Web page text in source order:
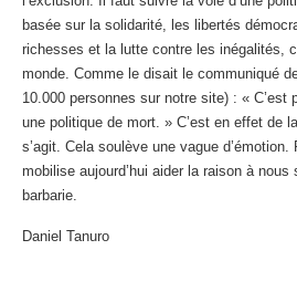
basée sur la solidarité, les libertés
richesses et la lutte contre les inégalités,
monde. Comme le disait le communiqué
10.000 personnes sur notre site) : « C’est
une politique de mort. » C’est en effet de
s’agit. Cela soulève une vague
mobilise aujourd’hui aider la raison à nous
barbarie.
Daniel Tanuro